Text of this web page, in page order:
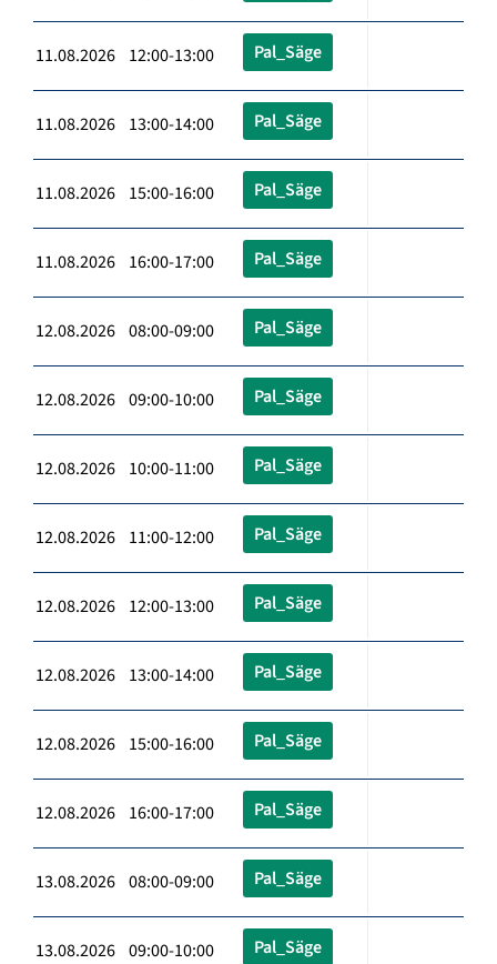
11.08.2026 12:00-13:00 Pal_Säge
11.08.2026 13:00-14:00 Pal_Säge
11.08.2026 15:00-16:00 Pal_Säge
11.08.2026 16:00-17:00 Pal_Säge
12.08.2026 08:00-09:00 Pal_Säge
12.08.2026 09:00-10:00 Pal_Säge
12.08.2026 10:00-11:00 Pal_Säge
12.08.2026 11:00-12:00 Pal_Säge
12.08.2026 12:00-13:00 Pal_Säge
12.08.2026 13:00-14:00 Pal_Säge
12.08.2026 15:00-16:00 Pal_Säge
12.08.2026 16:00-17:00 Pal_Säge
13.08.2026 08:00-09:00 Pal_Säge
13.08.2026 09:00-10:00 Pal_Säge